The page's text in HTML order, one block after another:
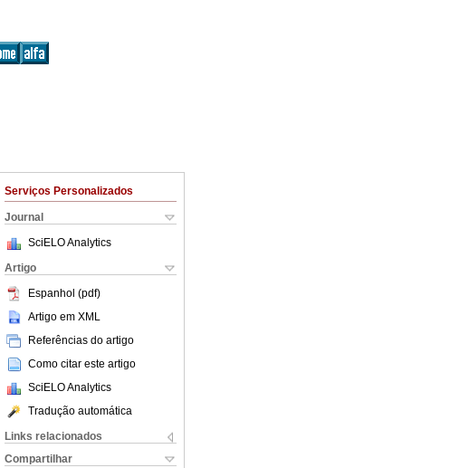
Serviços Personalizados
Journal
SciELO Analytics
Artigo
Espanhol (pdf)
Artigo em XML
Referências do artigo
Como citar este artigo
SciELO Analytics
Tradução automática
Links relacionados
Compartilhar